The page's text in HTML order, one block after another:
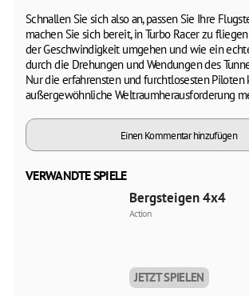
Schnallen Sie sich also an, passen Sie Ihre
machen Sie sich bereit, in Turbo Racer zu
der Geschwindigkeit umgehen und wie ein
durch die Drehungen und Wendungen des
Nur die erfahrensten und furchtlosesten Piloten
außergewöhnliche Weltraumherausforderung
Einen Kommentar hinzufügen
VERWANDTE SPIELE
Bergsteigen 4x4
Action
JETZT SPIELEN